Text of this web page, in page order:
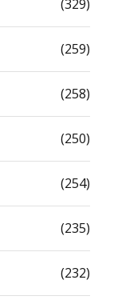
(329)
(259)
(258)
(250)
(254)
(235)
(232)